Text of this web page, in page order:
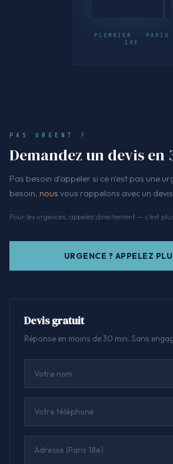
PLOMBIER · PARIS
18E
PAS URGENT ?
Demandez un devis en
Pas besoin d'appeler si ce n'est pas une
besoin, nous vous rappelons avec un
Pour les urgences, appelez directement — c'est
URGENCE ? APPELEZ
Devis gratuit
Réponse en moins de 30 min. Sans